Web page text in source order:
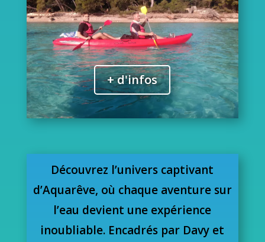
+ d'infos
Découvrez l’univers captivant
d’Aquarêve, où chaque aventure sur
l’eau devient une expérience
inoubliable. Encadrés par Davy et